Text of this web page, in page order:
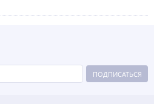
ПОДПИСАТЬСЯ